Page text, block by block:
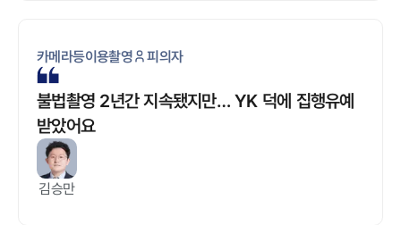
카메라등이용촬영 피의자
불법촬영 2년간 지속됐지만… YK 덕에 집행유예
받았어요
김승만